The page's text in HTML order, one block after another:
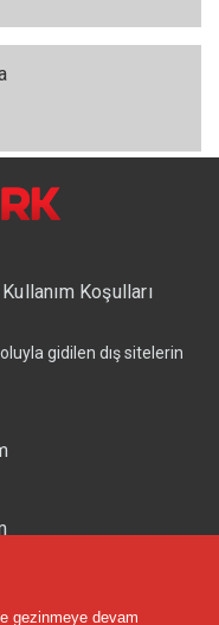
Kullanım Koşulları
gidilen dış sitelerin
gezinmeye devam